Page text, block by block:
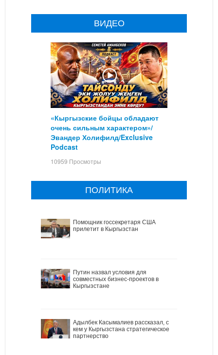
ВИДЕО
«Кыргызские бойцы обладают
очень сильным характером»/
Эвандер Холифилд/Exclusive
Podcast
10959 Просмотры
ПОЛИТИКА
Помощник госсекретаря США
прилетит в Кыргызстан
Путин назвал условия для
совместных бизнес-проектов в
Кыргызстане
Адылбек Касымалиев рассказал, с
кем у Кыргызстана стратегическое
партнерство